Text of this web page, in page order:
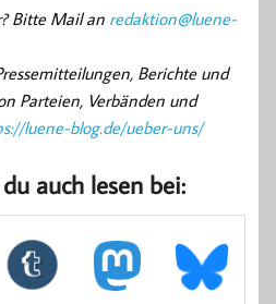
Bitte Mail an redaktion@luene-
Berichte und
Parteien, Verbänden und
luene-blog.de/ueber-uns/
auch lesen bei: